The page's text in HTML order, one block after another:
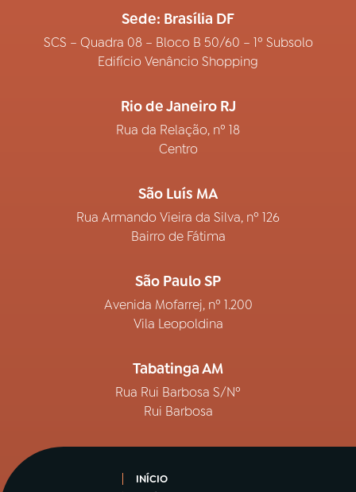
Sede: Brasília DF
SCS – Quadra 08 – Bloco B 50/60 – 1º Subsolo
Edifício Venâncio Shopping
Rio de Janeiro RJ
Rua da Relação, nº 18
Centro
São Luís MA
Rua Armando Vieira da Silva, nº 126
Bairro de Fátima
São Paulo SP
Avenida Mofarrej, nº 1.200
Vila Leopoldina
Tabatinga AM
Rua Rui Barbosa S/Nº
Rui Barbosa
INÍCIO